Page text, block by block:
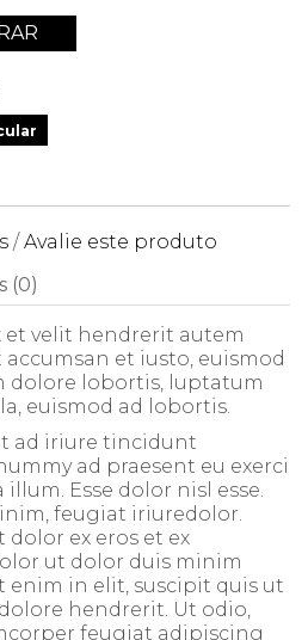
/Avalie este produto
(0)
et velit hendrerit autem
et iusto, euismod
dolore lobortis, luptatum
euismod ad lobortis.
ad iriure tincidunt
ad praesent eu exerci
Esse dolor nisl esse.
feugiat iriuredolor.
dolor ex eros et ex
ut dolor duis minim
enim in elit, suscipit quis ut
hendrerit. Ut odio,
feugiat adipiscing